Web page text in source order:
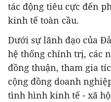
tác động tiêu cực đến
kinh tế toàn cầu.
Dưới sự lãnh đạo của
hệ thống chính trị, các
đồng thuận, tham gia
cộng đồng doanh
tình hình kinh tế - xã